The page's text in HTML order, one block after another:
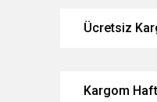
Ücretsiz
Kargom